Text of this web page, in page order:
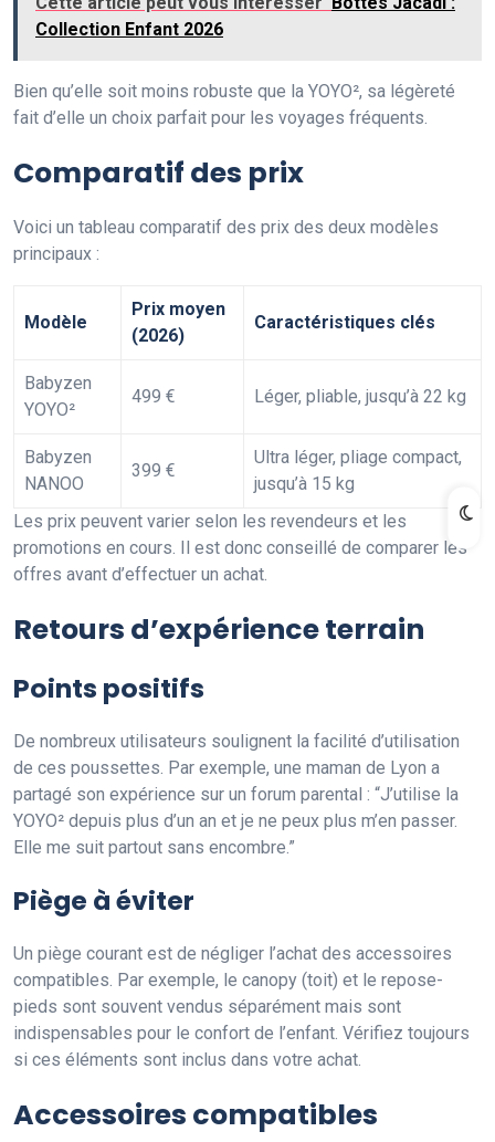
Collection Enfant 2026
Bien qu’elle soit moins robuste que la YOYO², sa légèreté
fait d’elle un choix parfait pour les voyages fréquents.
Comparatif des prix
Voici un tableau comparatif des prix des deux modèles
principaux :
Modèle
Prix moyen
(2026)
Caractéristiques clés
Babyzen
YOYO²
499 € Léger, pliable, jusqu’à 22 kg
Babyzen
NANOO
399 €
Ultra léger, pliage compact,
jusqu’à 15 kg
Les prix peuvent varier selon les revendeurs et les
promotions en cours. Il est donc conseillé de comparer les
offres avant d’effectuer un achat.
Retours d’expérience terrain
Points positifs
De nombreux utilisateurs soulignent la facilité d’utilisation
de ces poussettes. Par exemple, une maman de Lyon a
partagé son expérience sur un forum parental : “J’utilise la
YOYO² depuis plus d’un an et je ne peux plus m’en passer.
Elle me suit partout sans encombre.”
Piège à éviter
Un piège courant est de négliger l’achat des accessoires
compatibles. Par exemple, le canopy (toit) et le repose-
pieds sont souvent vendus séparément mais sont
indispensables pour le confort de l’enfant. Vérifiez toujours
si ces éléments sont inclus dans votre achat.
Accessoires compatibles